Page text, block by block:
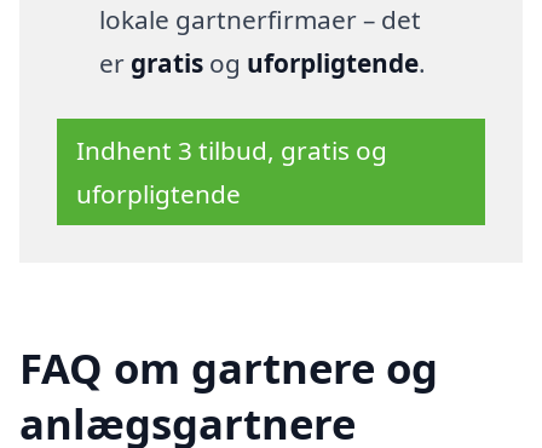
lokale gartnerfirmaer – det
er gratisog uforpligtende.
Indhent 3 tilbud, gratis og
uforpligtende
FAQ om gartnere og
anlægsgartnere